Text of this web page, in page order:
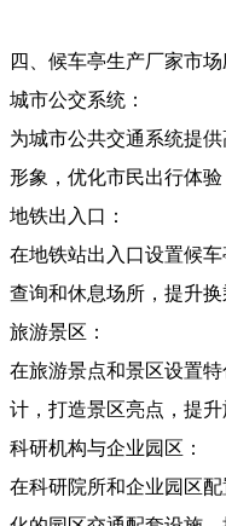
四、候车亭生产厂家市场
城市公交系统：
为城市公共交通系统提
形象，优化市民出行体验
地铁出入口：
在地铁站出入口设置候
查询和休息场所，提升换
旅游景区：
在旅游景点和景区设置
计，打造景区亮点，提升
科研机构与企业园区：
在科研院所和企业园区